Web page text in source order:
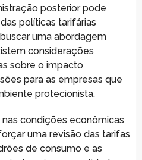
posterior pode
políticas tarifárias
uma abordagem
considerações
sobre o impacto
para as empresas que
protecionista.
condições econômicas
uma revisão das tarifas
de consumo e as